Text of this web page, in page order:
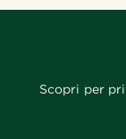
Scopri per